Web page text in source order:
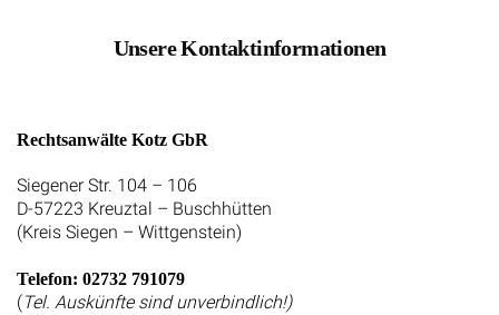
Unsere Kontaktinformationen
Rechtsanwälte Kotz GbR
Siegener Str. 104 – 106
D-57223 Kreuztal – Buschhütten
(Kreis Siegen – Wittgenstein)
Telefon: 02732 791079
(Tel. Auskünfte sind unverbindlich!)